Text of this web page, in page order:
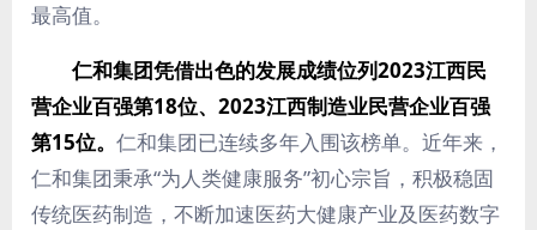
最高值。
仁和集团凭借出色的发展成绩位列2023江西民
营企业百强第18位、2023江西制造业民营企业百强
第15位。 仁和集团已连续多年入围该榜单。近年来，
仁和集团秉承“为人类健康服务”初心宗旨，积极稳固
传统医药制造，不断加速医药大健康产业及医药数字